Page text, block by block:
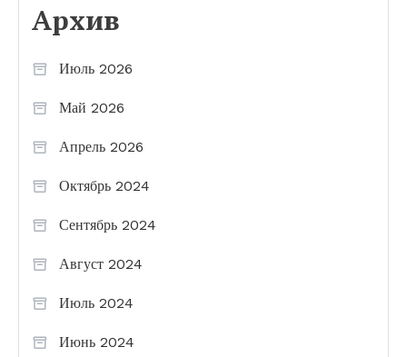
Архив
Июль 2026
Май 2026
Апрель 2026
Октябрь 2024
Сентябрь 2024
Август 2024
Июль 2024
Июнь 2024